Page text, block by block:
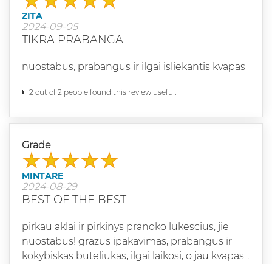
ZITA
2024-09-05
TIKRA PRABANGA
nuostabus, prabangus ir ilgai isliekantis kvapas
2 out of 2 people found this review useful.
Grade
MINTARE
2024-08-29
BEST OF THE BEST
pirkau aklai ir pirkinys pranoko lukescius, jie
nuostabus! grazus ipakavimas, prabangus ir
kokybiskas buteliukas, ilgai laikosi, o jau kvapas...